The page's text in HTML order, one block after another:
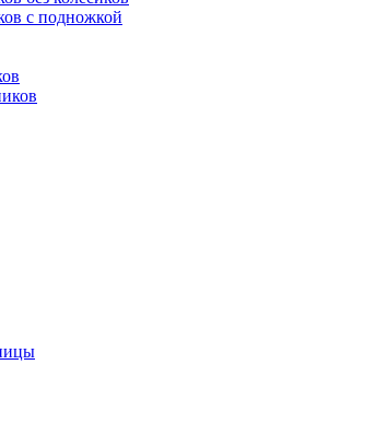
с подножкой